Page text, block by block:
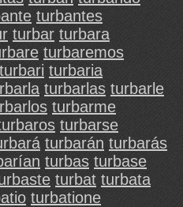
turbantes
turbar turbara
turbaremos
turbari turbaria
turbarlas turbarle
turbarme
turbarse
turbarán turbarás
turbas turbase
turbat turbata
turbatione